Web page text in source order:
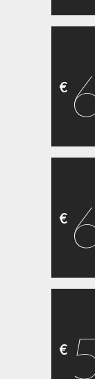
Lucia Batazzi,
€
€
€